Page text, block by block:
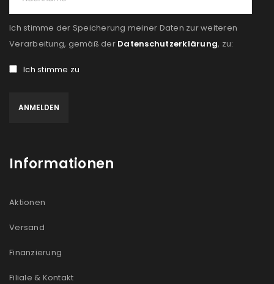
Ich stimme der Speicherung meiner Daten zur weiteren
Verarbeitung, gemäß der Datenschutzerklärung, zu:
Ich stimme zu
Informationen
Aktionen
Versand
Finanzierung
Filiale & Kontakt